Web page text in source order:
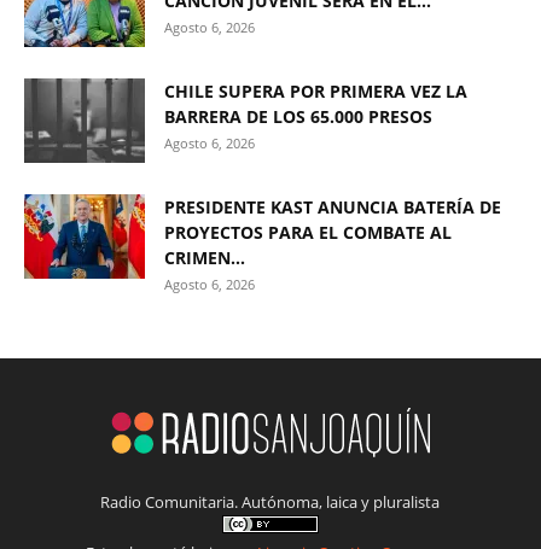
Agosto 6, 2026
CHILE SUPERA POR PRIMERA VEZ LA
BARRERA DE LOS 65.000 PRESOS
Agosto 6, 2026
PRESIDENTE KAST ANUNCIA BATERÍA DE
PROYECTOS PARA EL COMBATE AL
CRIMEN...
Agosto 6, 2026
Radio Comunitaria. Autónoma, laica y pluralista